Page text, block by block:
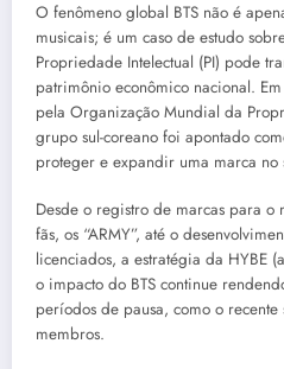
O fenômeno global BTS não é
musicais; é um caso de estudo
Propriedade Intelectual (PI) pode
patrimônio econômico nacional.
pela Organização Mundial da
grupo sul-coreano foi apontado
proteger e expandir uma marca no
Desde o registro de marcas para
fãs, os “ARMY”, até o
licenciados, a estratégia da HYBE
o impacto do BTS continue
períodos de pausa, como o
membros.